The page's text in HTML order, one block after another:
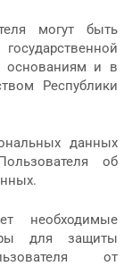
могут быть
основаниям и в
Республики
данных
об
необходимые
для защиты
от